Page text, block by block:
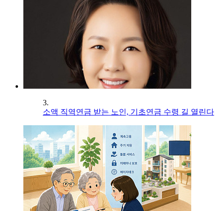
3.
소액 직역연금 받는 노인, 기초연금 수령 길 열린다